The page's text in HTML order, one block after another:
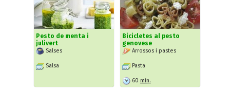
Pesto de menta i
julivert
Salses
Salsa
Bicicletes al pesto
genovese
Arrossos i pastes
Pasta
60 min.